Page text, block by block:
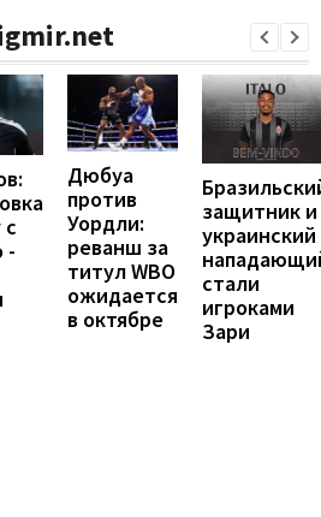
с
-
Дюбуа
против
Уордли:
реванш за
титул WBO
ожидается
в октябре
защитник и
украинский
стали
игроками
Зари